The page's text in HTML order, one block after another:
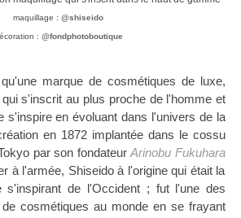
maquillage :@shiseido
: @fondphotoboutique
marque de cosmétiques de luxe,
s'inscrit au plus proche de l'homme et
s'inspire en évoluant dans l'univers de la
en 1872 implantée dans le cossu
par son fondateurArinobu Fukuhara
à l'armée, Shiseido à l'origine qui était la
s'inspirant de l'Occident ; fut l'une des
cosmétiques au monde en se frayant